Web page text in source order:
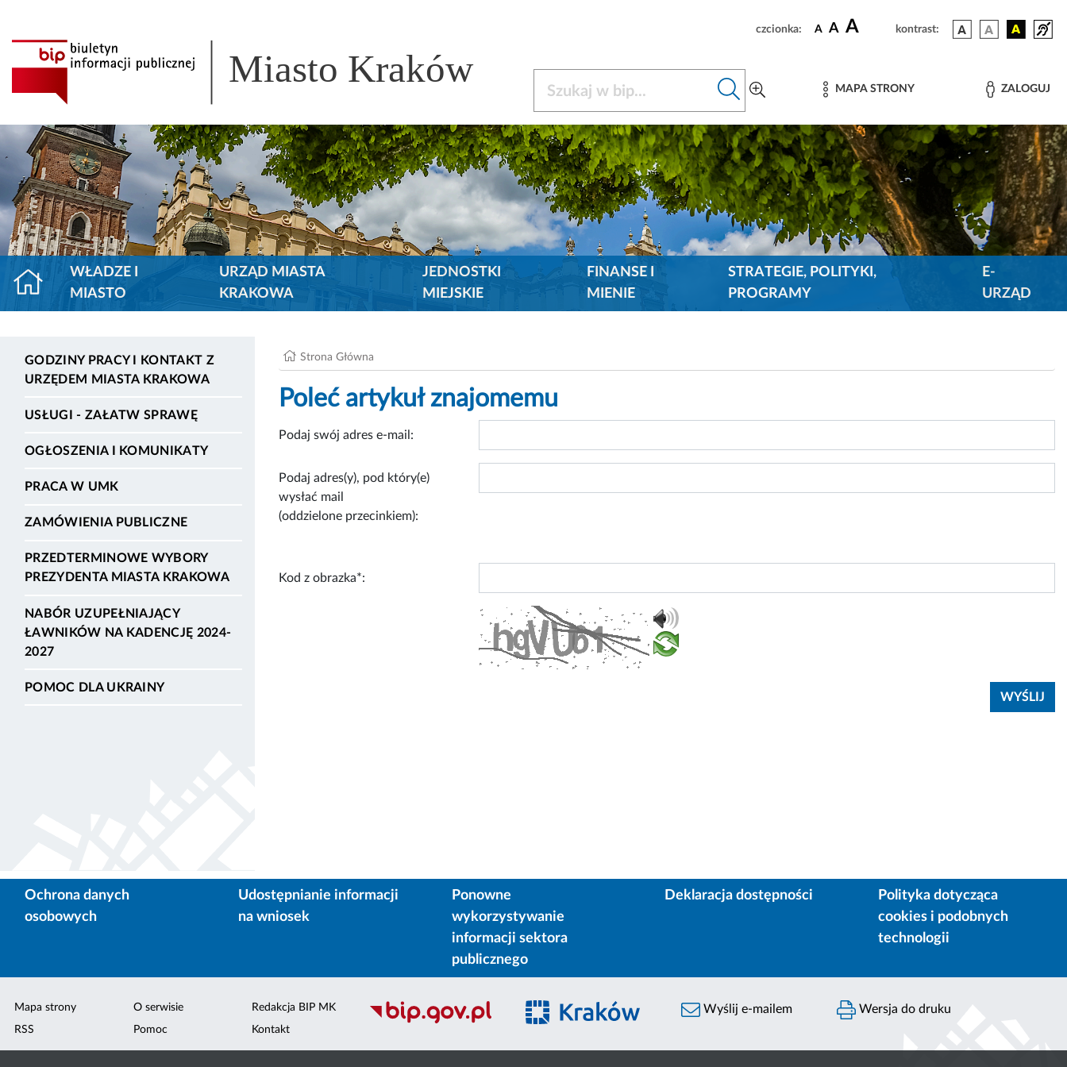
czcionka: A A A kontrast:
Miasto Kraków MAPA STRONY ZALOGUJ
WŁADZE I
MIASTO
URZĄD MIASTA
KRAKOWA
JEDNOSTKI
MIEJSKIE
FINANSE I
MIENIE
STRATEGIE, POLITYKI,
PROGRAMY
E-
URZĄD
GODZINY PRACY I KONTAKT Z
URZĘDEM MIASTA KRAKOWA
USŁUGI - ZAŁATW SPRAWĘ
OGŁOSZENIA I KOMUNIKATY
PRACA W UMK
ZAMÓWIENIA PUBLICZNE
PRZEDTERMINOWE WYBORY
PREZYDENTA MIASTA KRAKOWA
NABÓR UZUPEŁNIAJĄCY
ŁAWNIKÓW NA KADENCJĘ 2024-
2027
POMOC DLA UKRAINY
Strona Główna
Poleć artykuł znajomemu
Podaj swój adres e-mail:
Podaj adres(y), pod który(e)
wysłać mail
(oddzielone przecinkiem):
Kod z obrazka*:
Ochrona danych
osobowych
Udostępnianie informacji
na wniosek
Ponowne
wykorzystywanie
informacji sektora
publicznego
Deklaracja dostępności
Polityka dotycząca
cookies i podobnych
technologii
Mapa strony
RSS
O serwisie
Pomoc
Redakcja BIP MK
Kontakt
Wyślij e-mailem Wersja do druku